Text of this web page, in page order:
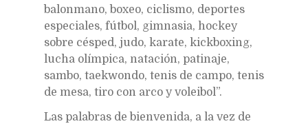
balonmano, boxeo, ciclismo, deportes
especiales, fútbol, gimnasia, hockey
sobre césped, judo, karate, kickboxing,
lucha olímpica, natación, patinaje,
sambo, taekwondo, tenis de campo, tenis
de mesa, tiro con arco y voleibol”.
Las palabras de bienvenida, a la vez de